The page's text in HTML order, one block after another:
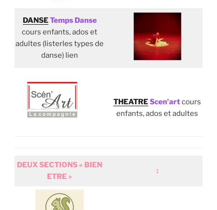
DANSETemps Danse
cours enfants, ados et
adultes (listerles types de
danse) lien
THEATREScen’artcours
enfants, ados et adultes
DEUX SECTIONS « BIEN
ETRE »
: